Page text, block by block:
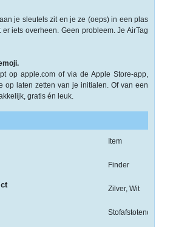
je sleutels zit en je ze (oeps) in een plas
er iets overheen. Geen probleem. Je AirTag
op apple.com of via de Apple Store-app,
op laten zetten van je initialen. Of van een
gratis én leuk.
Item
Finder
Zilver, Wit
Stofafstotend